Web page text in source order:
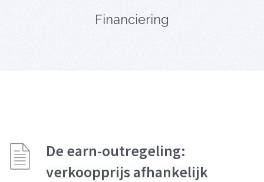
Financiering
De earn-outregeling:
verkoopprijs afhankelijk